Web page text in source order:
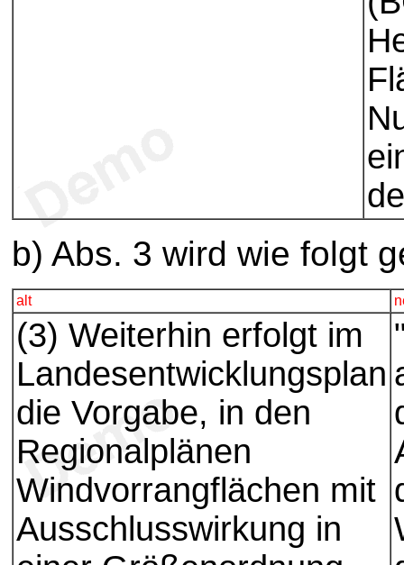
b) Abs. 3 wird wie folgt
alt
(3) Weiterhin erfolgt im
Landesentwicklungsplan
die Vorgabe, in den
Regionalplänen
Windvorrangflächen mit
Ausschlusswirkung in